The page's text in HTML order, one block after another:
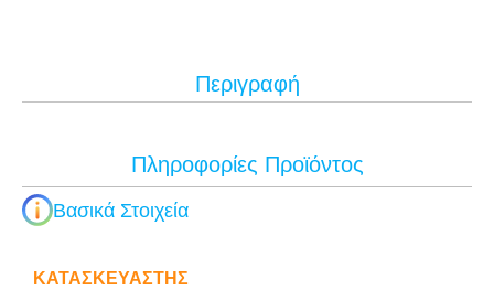
Περιγραφή
Πληροφορίες Προϊόντος
Βασικά Στοιχεία
ΚΑΤΑΣΚΕΥΑΣΤΉΣ